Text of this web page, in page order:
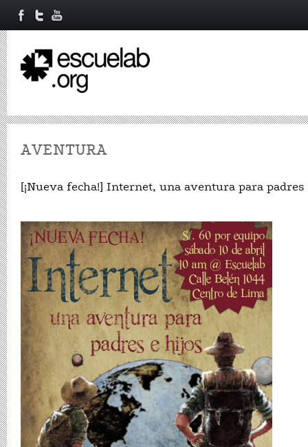
AVENTURA
[¡Nueva fecha!] Internet, una aventura para